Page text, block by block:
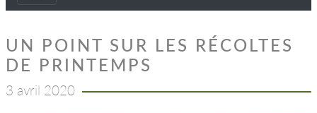
UN POINT SUR LES RÉCOLTES
DE PRINTEMPS
3 avril 2020